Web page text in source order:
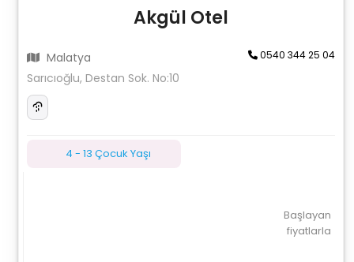
Akgül Otel
Malatya 0540 344 25 04
Sarıcıoğlu, Destan Sok. No:10
4 - 13 Çocuk Yaşı
Başlayan
fiyatlarla